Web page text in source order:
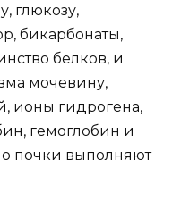
глюкозу,
бикарбонаты,
белков, и
мочевину,
ионы гидрогена,
гемоглобин и
почки выполняют